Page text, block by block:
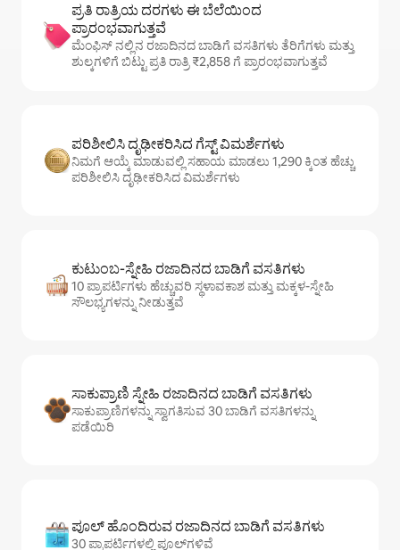
ಪ್ರತಿ ರಾತ್ರಿಯ ದರಗಳು ಈ ಬೆಲೆಯಿಂದ
ಪ್ರಾರಂಭವಾಗುತ್ತವೆ
ಮೆಂಫಿಸ್ ನಲ್ಲಿನ ರಜಾದಿನದ ಬಾಡಿಗೆ ವಸತಿಗಳು ತೆರಿಗೆಗಳು ಮತ್ತು
ಶುಲ್ಕಗಳಿಗೆ ಬಿಟ್ಟು ಪ್ರತಿ ರಾತ್ರಿ ₹2,858 ಗೆ ಪ್ರಾರಂಭವಾಗುತ್ತವೆ
ಪರಿಶೀಲಿಸಿ ದೃಢೀಕರಿಸಿದ ಗೆಸ್ಟ್ ವಿಮರ್ಶೆಗಳು
ನಿಮಗೆ ಆಯ್ಕೆ ಮಾಡುವಲ್ಲಿ ಸಹಾಯ ಮಾಡಲು 1,290 ಕ್ಕಿಂತ ಹೆಚ್ಚು
ಪರಿಶೀಲಿಸಿ ದೃಢೀಕರಿಸಿದ ವಿಮರ್ಶೆಗಳು
ಕುಟುಂಬ-ಸ್ನೇಹಿ ರಜಾದಿನದ ಬಾಡಿಗೆ ವಸತಿಗಳು
10 ಪ್ರಾಪರ್ಟಿಗಳು ಹೆಚ್ಚುವರಿ ಸ್ಥಳಾವಕಾಶ ಮತ್ತು ಮಕ್ಕಳ-ಸ್ನೇಹಿ
ಸೌಲಭ್ಯಗಳನ್ನು ನೀಡುತ್ತವೆ
ಸಾಕುಪ್ರಾಣಿ ಸ್ನೇಹಿ ರಜಾದಿನದ ಬಾಡಿಗೆ ವಸತಿಗಳು
ಸಾಕುಪ್ರಾಣಿಗಳನ್ನು ಸ್ವಾಗತಿಸುವ 30 ಬಾಡಿಗೆ ವಸತಿಗಳನ್ನು
ಪಡೆಯಿರಿ
ಪೂಲ್ ಹೊಂದಿರುವ ರಜಾದಿನದ ಬಾಡಿಗೆ ವಸತಿಗಳು
30 ಪ್ರಾಪರ್ಟಿಗಳಲ್ಲಿ ಪೂಲ್‌‌‌‌‌‌‌‌‌ಗಳಿವೆ